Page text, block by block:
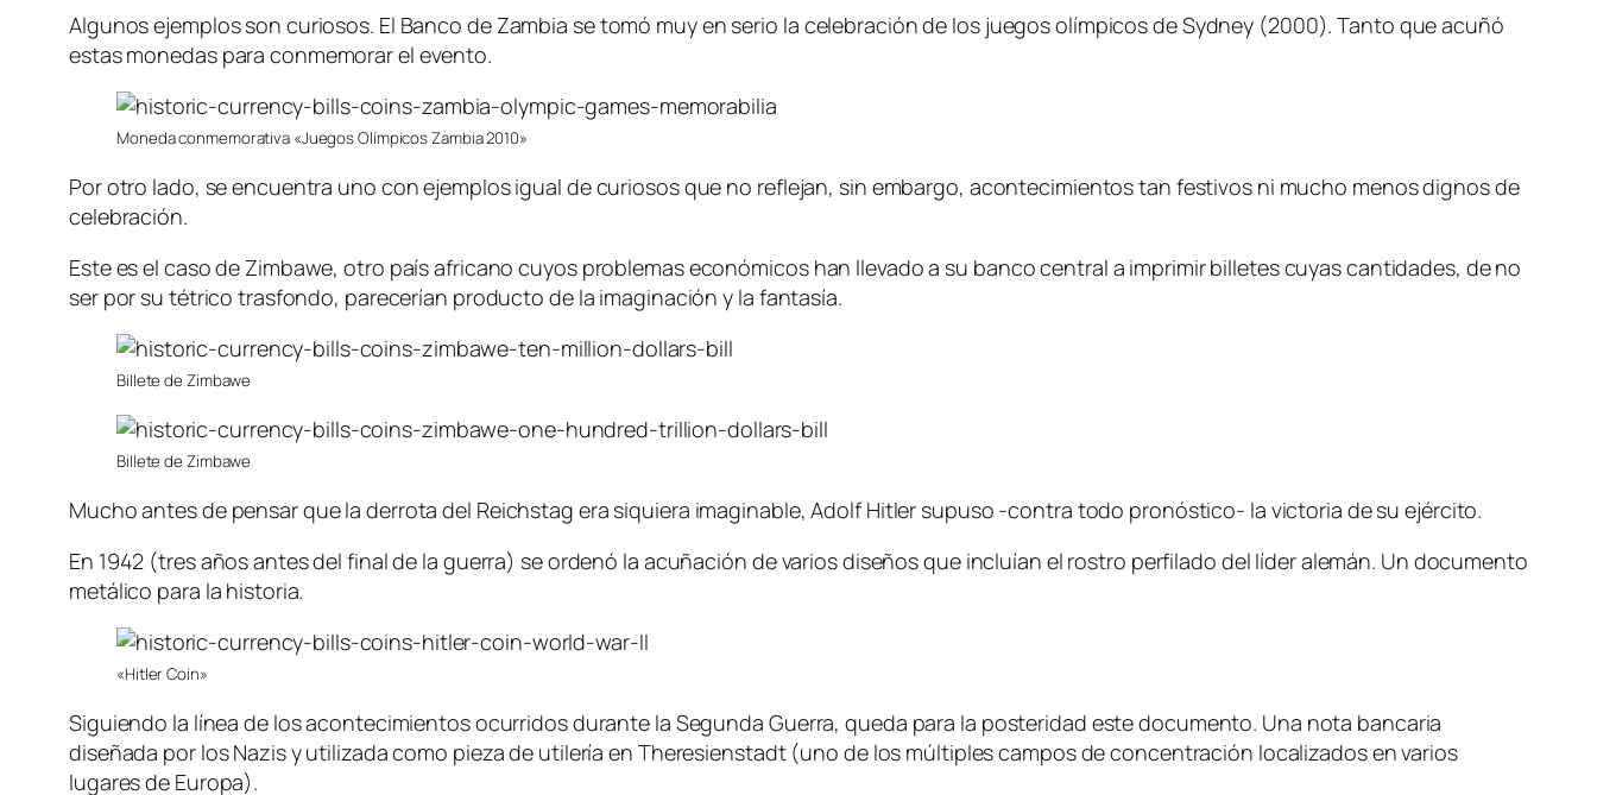
Algunos ejemplos son curiosos. El Banco de Zambia se tomó muy en serio la celebración de los juegos olímpicos de Sydney (2000). Tanto que acuñó
estas monedas para conmemorar el evento.
Moneda conmemorativa «Juegos Olímpicos Zambia 2010»
Por otro lado, se encuentra uno con ejemplos igual de curiosos que no reflejan, sin embargo, acontecimientos tan festivos ni mucho menos dignos de
celebración.
Este es el caso de Zimbawe, otro país africano cuyos problemas económicos han llevado a su banco central a imprimir billetes cuyas cantidades, de no
ser por su tétrico trasfondo, parecerían producto de la imaginación y la fantasía.
Billete de Zimbawe
Billete de Zimbawe
Mucho antes de pensar que la derrota del Reichstag era siquiera imaginable, Adolf Hitler supuso -contra todo pronóstico- la victoria de su ejército.
En 1942 (tres años antes del final de la guerra) se ordenó la acuñación de varios diseños que incluían el rostro perfilado del líder alemán. Un documento
metálico para la historia.
«Hitler Coin»
Siguiendo la línea de los acontecimientos ocurridos durante la Segunda Guerra, queda para la posteridad este documento. Una nota bancaria
diseñada por los Nazis y utilizada como pieza de utilería en Theresienstadt (uno de los múltiples campos de concentración localizados en varios
lugares de Europa).